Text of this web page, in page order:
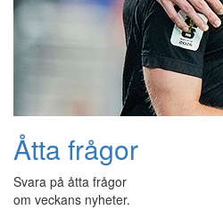
Åtta frågor
Svara på åtta frågor
om veckans nyheter.